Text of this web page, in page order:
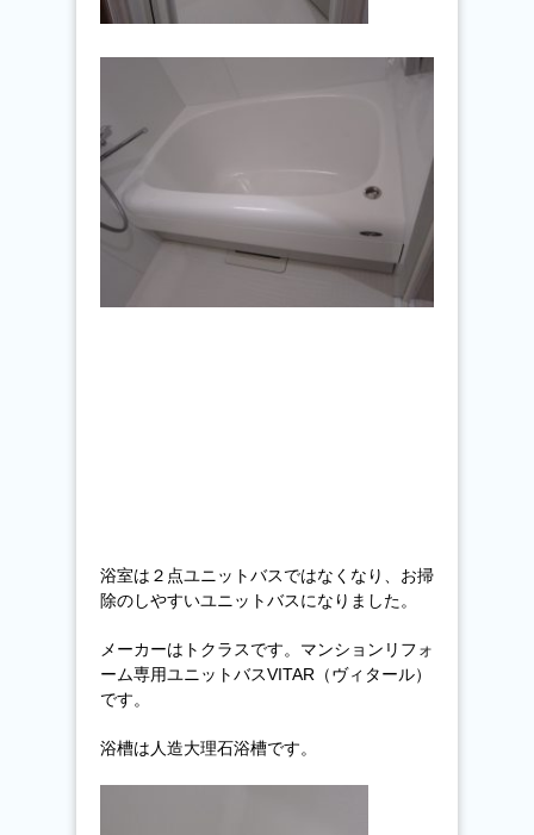
浴室は２点ユニットバスではなくなり、お掃
除のしやすいユニットバスになりました。
メーカーはトクラスです。マンションリフォ
ーム専用ユニットバスVITAR（ヴィタール）
です。
浴槽は人造大理石浴槽です。